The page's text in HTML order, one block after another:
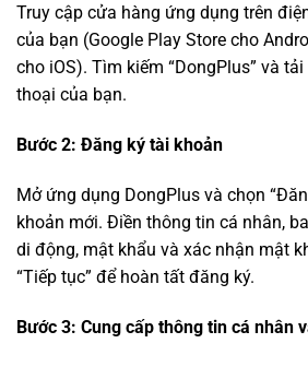
Truy cập cửa hàng ứng dụng trên
của bạn (Google Play Store cho
cho iOS). Tìm kiếm “DongPlus” và
thoại của bạn.
Bước 2: Đăng ký tài khoản
Mở ứng dụng DongPlus và chọn
khoản mới. Điền thông tin cá nhân,
di động, mật khẩu và xác nhận mật
“Tiếp tục” để hoàn tất đăng ký.
Bước 3: Cung cấp thông tin cá nhân